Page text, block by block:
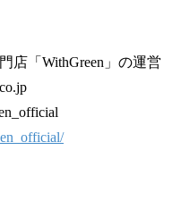
「WithGreen」の運営